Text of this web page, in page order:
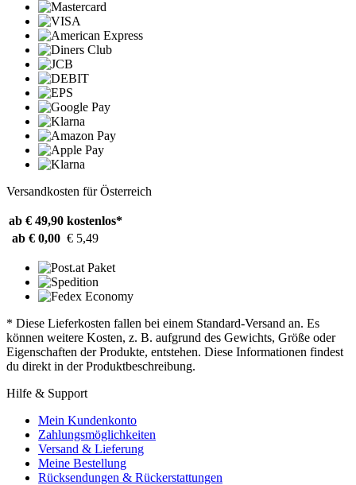
Versandkosten für Österreich
ab € 49,90 kostenlos*
ab € 0,00 € 5,49
* Diese Lieferkosten fallen bei einem Standard-Versand an. Es
können weitere Kosten, z. B. aufgrund des Gewichts, Größe oder
Eigenschaften der Produkte, entstehen. Diese Informationen findest
du direkt in der Produktbeschreibung.
Hilfe & Support
Mein Kundenkonto
Zahlungsmöglichkeiten
Versand & Lieferung
Meine Bestellung
Rücksendungen & Rückerstattungen